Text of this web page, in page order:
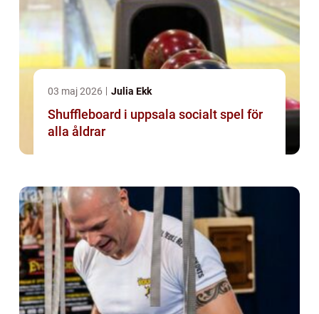
03 maj 2026 Julia Ekk
Shuffleboard i uppsala socialt spel för
alla åldrar